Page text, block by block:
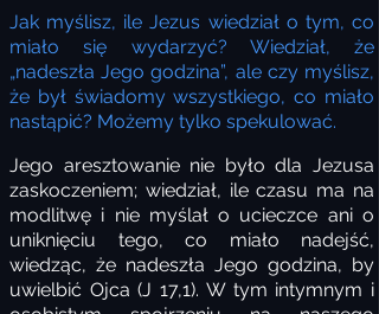
Jak myślisz, ile Jezus wiedział o tym, co
miało się wydarzyć? Wiedział, że
„nadeszła Jego godzina”, ale czy myślisz,
że był świadomy wszystkiego, co miało
nastąpić? Możemy tylko spekulować.
Jego aresztowanie nie było dla Jezusa
zaskoczeniem; wiedział, ile czasu ma na
modlitwę i nie myślał o ucieczce ani o
uniknięciu tego, co miało nadejść,
wiedząc, że nadeszła Jego godzina, by
uwielbić Ojca (J 17,1). W tym intymnym i